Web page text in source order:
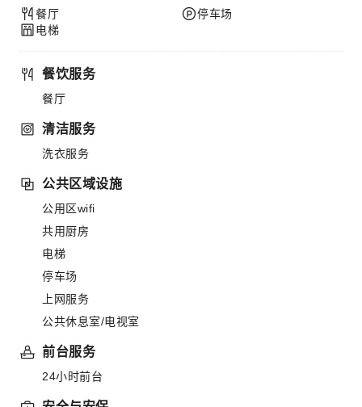
餐厅
电梯
停车场
餐饮服务
餐厅
清洁服务
洗衣服务
公共区域设施
公用区wifi
共用厨房
电梯
停车场
上网服务
公共休息室/电视室
前台服务
24小时前台